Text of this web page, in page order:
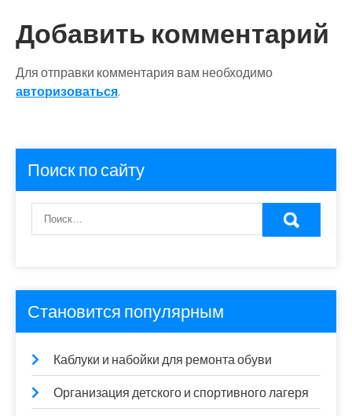
Добавить комментарий
Для отправки комментария вам необходимо
авторизоваться.
Поиск по сайту
Становится популярным
Каблуки и набойки для ремонта обуви
Организация детского и спортивного лагеря